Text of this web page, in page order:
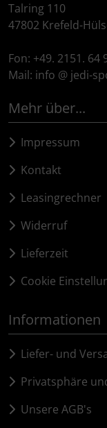
Talring 110
47802 Krefeld-
Fon: +49. 2151. 64
Mail: info @ jedi-
Mehr über...
Impressum
Kontakt
Leasingrechner
Widerruf
Lieferzeit
Cookie
Informationen
Liefer- und
Privatsphäre
Unsere AGB's
ENVE
Ergon
Faserwerk
Fulcrum
Gravaa
Hammerhead
Hutchinson